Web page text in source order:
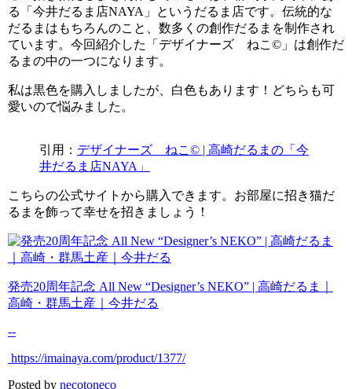
る「今井だるま店NAYA」というだるま店です。伝統的な
だるまはもちろんのこと、数多くの創作だるまを制作され
ています。今回紹介した「デザイナーズ ねこ©」は創作だ
るまの中の一つになります。
私は黒色を購入しましたが、白色もあります！どちらも可
愛いので悩みました。
引用： デザイナーズ ねこ© | 高崎だるまの「今
井だるま店NAYA」
こちらの公式サイトから購入できます。お部屋に招き猫だ
るまを飾って幸せを招きましょう！
発売20周年記念 All New “Designer’s NEKO” | 高崎だるま｜
高崎・群馬土産｜今井だる
--
https://imainaya.com/product/1377/
Posted by necotoneco